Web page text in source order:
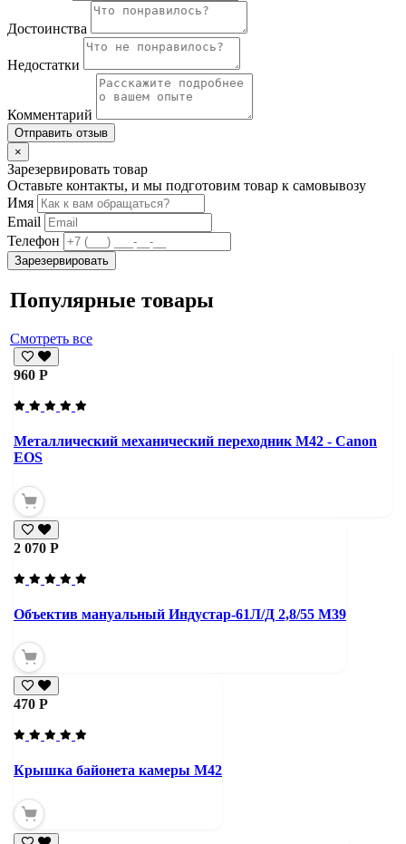
Достоинства
Недостатки
Комментарий
Отправить отзыв
×
Зарезервировать товар
Оставьте контакты, и мы подготовим товар к самовывозу
Имя
Email
Телефон
Зарезервировать
Популярные товары
Смотреть все
960 Р
Металлический механический переходник M42 - Canon
EOS
2 070 Р
Объектив мануальный Индустар-61Л/Д 2,8/55 М39
470 Р
Крышка байонета камеры М42